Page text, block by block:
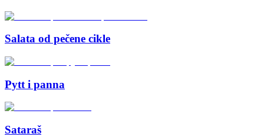
Salata od pečene cikle
Pytt i panna
Sataraš